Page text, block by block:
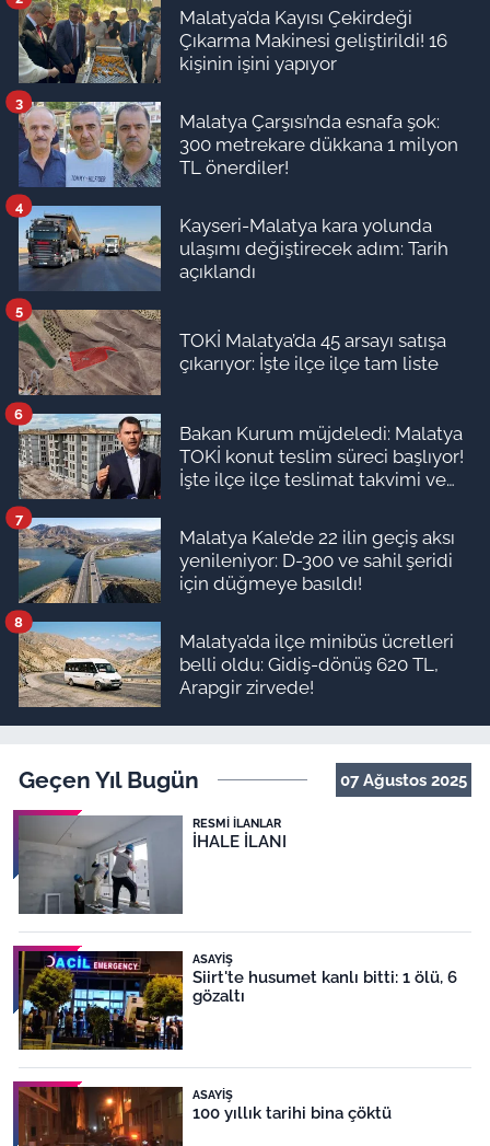
Malatya’da Kayısı Çekirdeği
Çıkarma Makinesi geliştirildi! 16
kişinin işini yapıyor
Malatya Çarşısı’nda esnafa şok:
300 metrekare dükkana 1 milyon
TL önerdiler!
3
Kayseri-Malatya kara yolunda
ulaşımı değiştirecek adım: Tarih
açıklandı
4
TOKİ Malatya’da 45 arsayı satışa
çıkarıyor: İşte ilçe ilçe tam liste
5
Bakan Kurum müjdeledi: Malatya
TOKİ konut teslim süreci başlıyor!
İşte ilçe ilçe teslimat takvimi ve
6
Malatya Kale’de 22 ilin geçiş aksı
yenileniyor: D-300 ve sahil şeridi
için düğmeye basıldı!
7
Malatya’da ilçe minibüs ücretleri
belli oldu: Gidiş-dönüş 620 TL,
Arapgir zirvede!
8
Geçen Yıl Bugün 07 Ağustos 2025
RESMI İLANLAR
İHALE İLANI
ASAYIŞ
Siirt'te husumet kanlı bitti: 1 ölü, 6
gözaltı
ASAYIŞ
100 yıllık tarihi bina çöktü